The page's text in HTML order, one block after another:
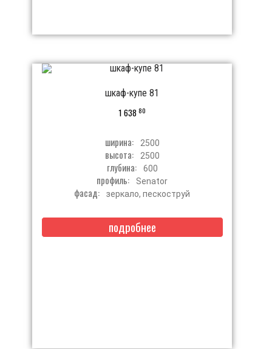
шкаф-купе 81
1 63880
ширина: 2500
высота: 2500
глубина: 600
профиль: Senator
фасад: зеркало, пескоструй
подробнее